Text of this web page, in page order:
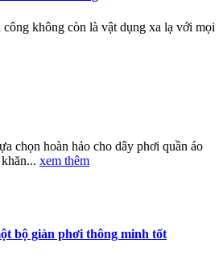
không còn là vật dụng xa lạ với mọi
chọn hoàn hảo cho dây phơi quần áo
xem thêm
bộ giàn phơi thông minh tốt